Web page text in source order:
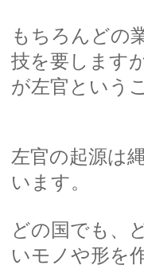
もちろんどの
技を要します
が左官という
左官の起源は
います。
どの国でも、
いモノや形を